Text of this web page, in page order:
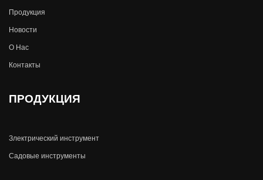
Продукция
Новости
О Hас
Контакты
ПРОДУКЦИЯ
Злектрический инструмент
Садовые инструменты